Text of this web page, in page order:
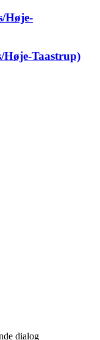
Høje-
Taastrup)
dialog